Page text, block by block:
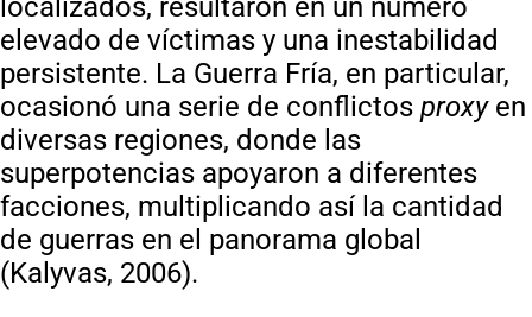
localizados, resultaron en un número
elevado de víctimas y una inestabilidad
persistente. La Guerra Fría, en particular,
ocasionó una serie de conflictos proxyen
diversas regiones, donde las
superpotencias apoyaron a diferentes
facciones, multiplicando así la cantidad
de guerras en el panorama global
(Kalyvas, 2006).